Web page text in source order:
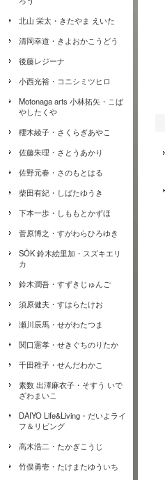
北山 栄太・きたやま えいた
清岡幸道・きよおかこうどう
後藤レジーナ
小西光裕・コニシミツヒロ
Motonaga arts 小林拓矢・こば
やしたくや
櫻木綾子・さくらぎあやこ
佐藤朱理・さとうあかり
佐野元春・さのもとはる
柴田有紀・しばたゆうき
下本一歩・しももとかずほ
菅原博之・すがわらひろゆき
SŌK 鈴木絵里加・スズキエリ
カ
鈴木潤吾・すずきじゅんご
須原健夫・すはらたけお
瀬川辰馬・せがわたつま
関口憲孝・せきぐちのりたか
千田稚子・せんだわかこ
素数 出澤麻衣子・そすう いで
ざわまいこ
DAIYO Life&Living・だいよライ
フ＆リビング
高木浩二・たかぎこうじ
竹俣勇壱・たけまたゆういち